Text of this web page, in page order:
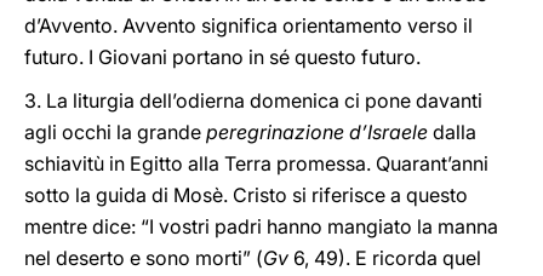
d’Avvento. Avvento significa orientamento verso il
futuro. I Giovani portano in sé questo futuro.
3. La liturgia dell’odierna domenica ci pone davanti
agli occhi la grande peregrinazione d’Israele dalla
schiavitù in Egitto alla Terra promessa. Quarant’anni
sotto la guida di Mosè. Cristo si riferisce a questo
mentre dice: “I vostri padri hanno mangiato la manna
nel deserto e sono morti” (Gv 6, 49). E ricorda quel